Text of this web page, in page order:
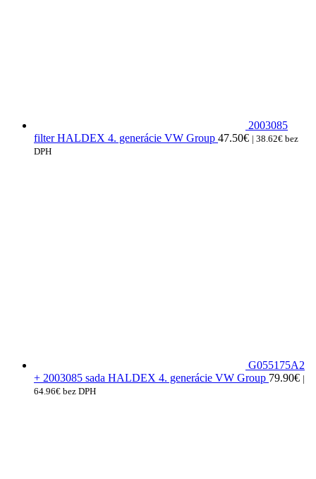
2003085
filter HALDEX 4. generácie VW Group 47.50€ | 38.62€ bez
DPH
G055175A2
+ 2003085 sada HALDEX 4. generácie VW Group 79.90€ |
64.96€ bez DPH